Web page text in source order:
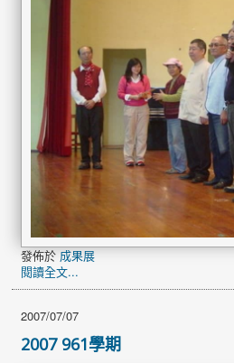
發佈於 成果展
閱讀全文...
2007/07/07
2007 961學期